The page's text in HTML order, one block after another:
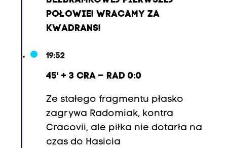
POŁOWIE! WRACAMY ZA
KWADRANS!
19:52
45' + 3 CRA – RAD 0:0
Ze stałego fragmentu płasko
zagrywa Radomiak, kontra
Cracovii, ale piłka nie dotarła na
czas do Hasicia